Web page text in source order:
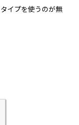
イプを使うのが無